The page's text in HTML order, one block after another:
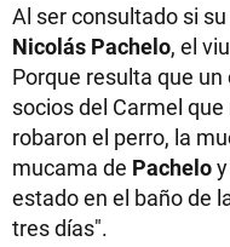
Al ser consultado si
Nicolás Pachelo, el
Porque resulta que
socios del Carmel
robaron el perro, la
mucama de Pachelo
estado en el baño de
tres días".